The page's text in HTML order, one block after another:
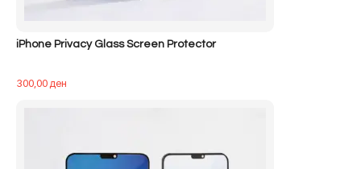
iPhone Privacy Glass Screen Protector
300,00ден